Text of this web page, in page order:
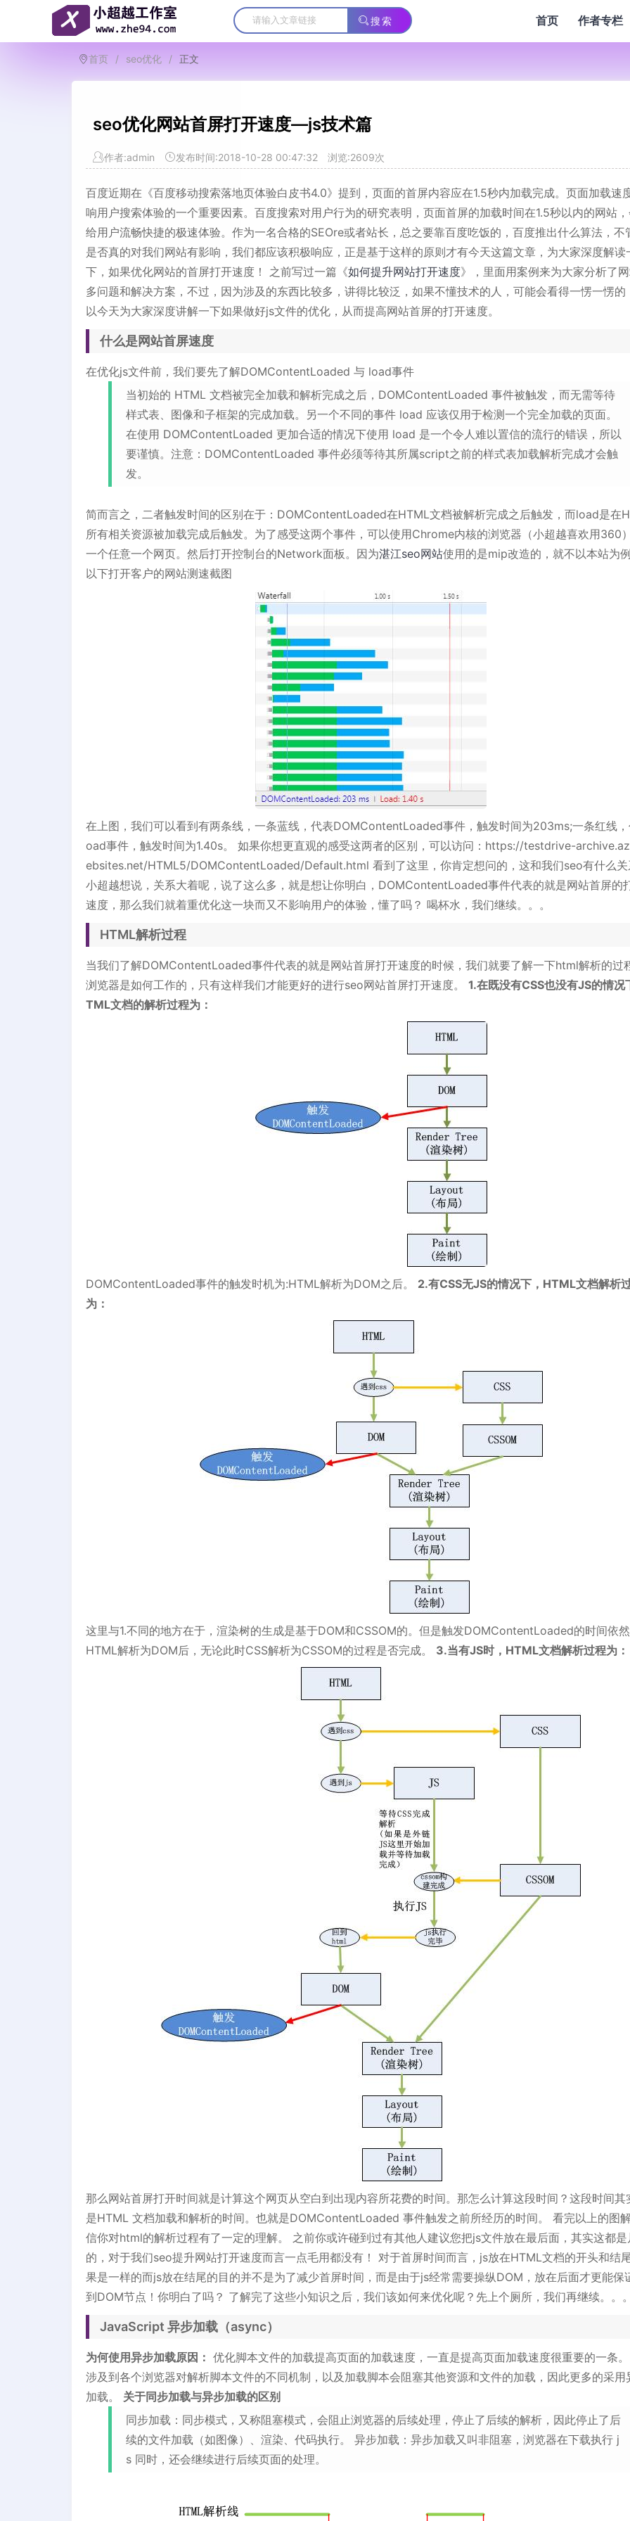
搜索 首页 作者专栏
首页 / seo优化 / 正文
seo优化网站首屏打开速度—js技术篇
作者:admin 发布时间:2018-10-28 00:47:32 浏览:2609次
百度近期在《百度移动搜索落地页体验白皮书4.0》提到，页面的首屏内容应在1.5秒内加载完成。页面加载速
响用户搜索体验的一个重要因素。百度搜索对用户行为的研究表明，页面首屏的加载时间在1.5秒以内的网站
给用户流畅快捷的极速体验。作为一名合格的SEOre或者站长，总之要靠百度吃饭的，百度推出什么算法，不
是否真的对我们网站有影响，我们都应该积极响应，正是基于这样的原则才有今天这篇文章，为大家深度解读
下，如果优化网站的首屏打开速度！ 之前写过一篇《如何提升网站打开速度》，里面用案例来为大家分析了
多问题和解决方案，不过，因为涉及的东西比较多，讲得比较泛，如果不懂技术的人，可能会看得一愣一愣的
以今天为大家深度讲解一下如果做好js文件的优化，从而提高网站首屏的打开速度。
什么是网站首屏速度
在优化js文件前，我们要先了解DOMContentLoaded 与 load事件
当初始的 HTML 文档被完全加载和解析完成之后，DOMContentLoaded 事件被触发，而无需等待
样式表、图像和子框架的完成加载。另一个不同的事件 load 应该仅用于检测一个完全加载的页面。
在使用 DOMContentLoaded 更加合适的情况下使用 load 是一个令人难以置信的流行的错误，所以
要谨慎。注意：DOMContentLoaded 事件必须等待其所属script之前的样式表加载解析完成才会触
发。
简而言之，二者触发时间的区别在于：DOMContentLoaded在HTML文档被解析完成之后触发，而load是在
所有相关资源被加载完成后触发。为了感受这两个事件，可以使用Chrome内核的浏览器（小超越喜欢用360
一个任意一个网页。然后打开控制台的Network面板。因为湛江seo网站使用的是mip改造的，就不以本站为
以下打开客户的网站测速截图
在上图，我们可以看到有两条线，一条蓝线，代表DOMContentLoaded事件，触发时间为203ms;一条红线
oad事件，触发时间为1.40s。 如果你想更直观的感受这两者的区别，可以访问：https://testdrive-
ebsites.net/HTML5/DOMContentLoaded/Default.html 看到了这里，你肯定想问的，这和我们seo有什么关
小超越想说，关系大着呢，说了这么多，就是想让你明白，DOMContentLoaded事件代表的就是网站首屏的
速度，那么我们就着重优化这一块而又不影响用户的体验，懂了吗？ 喝杯水，我们继续。。。
HTML解析过程
当我们了解DOMContentLoaded事件代表的就是网站首屏打开速度的时候，我们就要了解一下html解析的过
浏览器是如何工作的，只有这样我们才能更好的进行seo网站首屏打开速度。 1.在既没有CSS也没有JS的情况
TML文档的解析过程为：
DOMContentLoaded事件的触发时机为:HTML解析为DOM之后。 2.有CSS无JS的情况下，HTML文档解析
为：
这里与1.不同的地方在于，渲染树的生成是基于DOM和CSSOM的。但是触发DOMContentLoaded的时间依
HTML解析为DOM后，无论此时CSS解析为CSSOM的过程是否完成。 3.当有JS时，HTML文档解析过程为：
那么网站首屏打开时间就是计算这个网页从空白到出现内容所花费的时间。那怎么计算这段时间？这段时间其
是HTML 文档加载和解析的时间。也就是DOMContentLoaded 事件触发之前所经历的时间。 看完以上的图
信你对html的解析过程有了一定的理解。 之前你或许碰到过有其他人建议您把js文件放在最后面，其实这都是
的，对于我们seo提升网站打开速度而言一点毛用都没有！ 对于首屏时间而言，js放在HTML文档的开头和结
果是一样的而js放在结尾的目的并不是为了减少首屏时间，而是由于js经常需要操纵DOM，放在后面才更能保
到DOM节点！你明白了吗？ 了解完了这些小知识之后，我们该如何来优化呢？先上个厕所，我们再继续。。
JavaScript 异步加载（async）
为何使用异步加载原因： 优化脚本文件的加载提高页面的加载速度，一直是提高页面加载速度很重要的一条
涉及到各个浏览器对解析脚本文件的不同机制，以及加载脚本会阻塞其他资源和文件的加载，因此更多的采用
加载。 关于同步加载与异步加载的区别
同步加载：同步模式，又称阻塞模式，会阻止浏览器的后续处理，停止了后续的解析，因此停止了后
续的文件加载（如图像）、渲染、代码执行。 异步加载：异步加载又叫非阻塞，浏览器在下载执行 j
s 同时，还会继续进行后续页面的处理。